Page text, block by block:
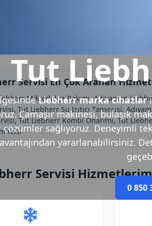
Tut
Liebherr marka cihazlar
Çamaşır makinesi, bulaşık
sağlıyoruz. Deneyimli
yararlanabilirsiniz.
0 850
Servisi En Çok Aranan
Mikrodalga Bakımı, Adıyaman
Tut Liebherr Su Isıtıcı Tamircisi,
Tut Liebherr Kombi Onarımı, Tut
Servisi